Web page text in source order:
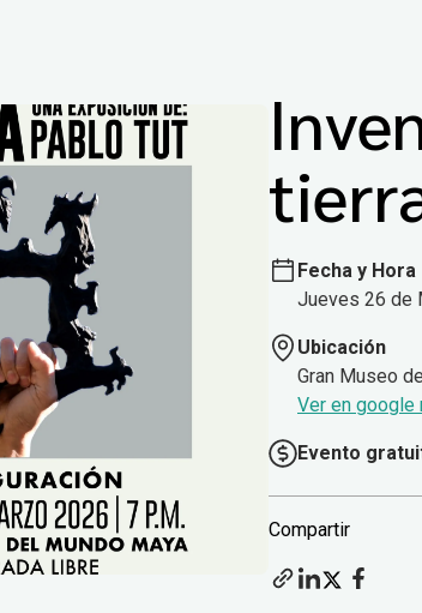
Fecha y Hora
Jueves 26 de
Ubicación
Gran Museo
Ver en google
Evento
Compartir